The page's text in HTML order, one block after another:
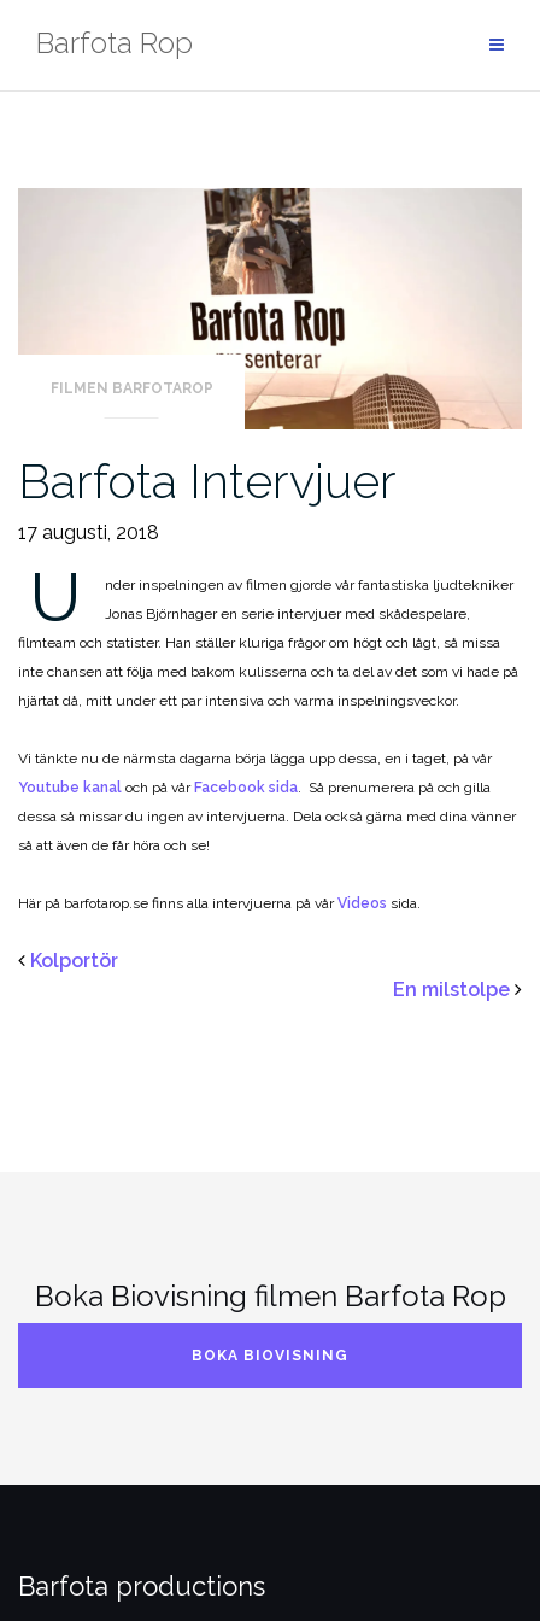
Barfota Rop
FILMEN BARFOTAROP
Barfota Intervjuer
17 augusti, 2018
U
nder inspelningen av filmen gjorde vår fantastiska ljudtekniker
Jonas Björnhager en serie intervjuer med skådespelare,
filmteam och statister. Han ställer kluriga frågor om högt och lågt, så missa
inte chansen att följa med bakom kulisserna och ta del av det som vi hade på
hjärtat då, mitt under ett par intensiva och varma inspelningsveckor.
Vi tänkte nu de närmsta dagarna börja lägga upp dessa, en i taget, på vår
Youtube kanal och på vårFacebook sida . Så prenumerera på och gilla
dessa så missar du ingen av intervjuerna. Dela också gärna med dina vänner
så att även de får höra och se!
Här på barfotarop.se finns alla intervjuerna på vårVideos sida.
Kolportör
En milstolpe
Boka Biovisning filmen Barfota Rop
BOKA BIOVISNING
Barfota productions